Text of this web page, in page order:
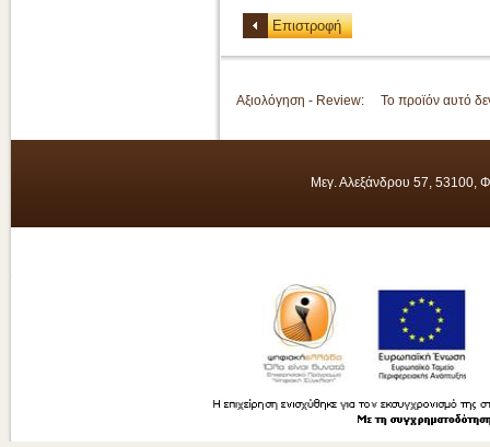
Επιστροφή
Αξιολόγηση - Review: Το προϊόν αυτό
Μεγ. Αλεξάνδρου 57, 53100,